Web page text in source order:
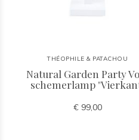
THÉOPHILE & PATACHOU
Natural Garden Party
schemerlamp
€ 99,00